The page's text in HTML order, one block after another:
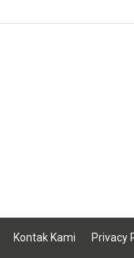
Kontak Kami Privacy